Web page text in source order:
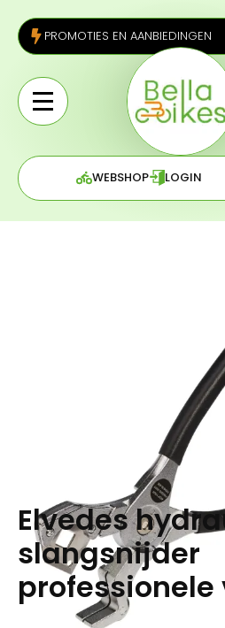
PROMOTIES EN AANBIEDINGEN
WEBSHOP LOGIN
Elvedes
slangsnijder
professionele